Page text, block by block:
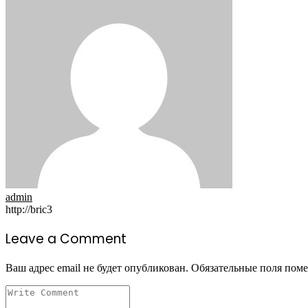
admin
http://bric3
Leave a Comment
Ваш адрес email не будет опубликован. Обязательные поля